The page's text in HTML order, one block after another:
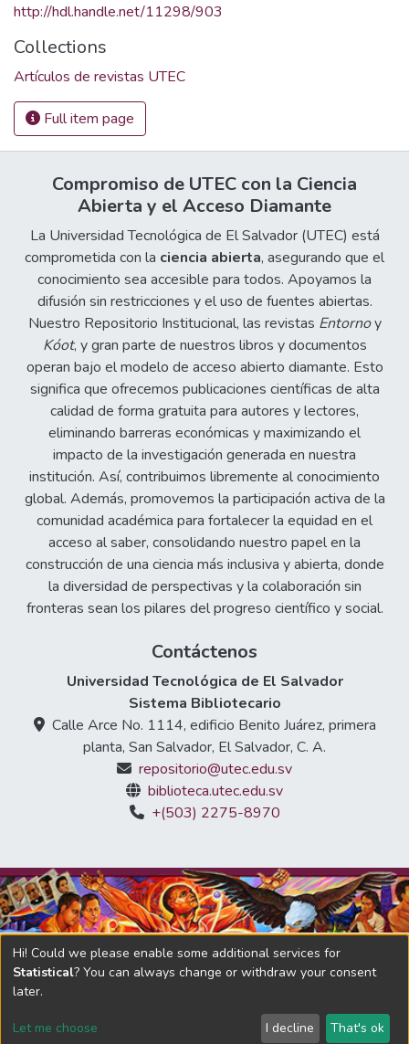
http://hdl.handle.net/11298/903
Collections
Artículos de revistas UTEC
Full item page
Compromiso de UTEC con la Ciencia
Abierta y el Acceso Diamante
La Universidad Tecnológica de El Salvador (UTEC) está
comprometida con la ciencia abierta, asegurando que el
conocimiento sea accesible para todos. Apoyamos la
difusión sin restricciones y el uso de fuentes abiertas.
Nuestro Repositorio Institucional, las revistas Entornoy
Kóot, y gran parte de nuestros libros y documentos
operan bajo el modelo de acceso abierto diamante. Esto
significa que ofrecemos publicaciones científicas de alta
calidad de forma gratuita para autores y lectores,
eliminando barreras económicas y maximizando el
impacto de la investigación generada en nuestra
institución. Así, contribuimos libremente al conocimiento
global. Además, promovemos la participación activa de la
comunidad académica para fortalecer la equidad en el
acceso al saber, consolidando nuestro papel en la
construcción de una ciencia más inclusiva y abierta, donde
la diversidad de perspectivas y la colaboración sin
fronteras sean los pilares del progreso científico y social.
Contáctenos
Universidad Tecnológica de El Salvador
Sistema Bibliotecario
Calle Arce No. 1114, edificio Benito Juárez, primera
planta, San Salvador, El Salvador, C. A.
repositorio@utec.edu.sv
biblioteca.utec.edu.sv
+(503) 2275-8970
DSpace software copyright © 2002-2026LYRASIS
Hi! Could we please enable some additional services for
Statistical? You can always change or withdraw your consent
later.
Let me choose I decline That's ok